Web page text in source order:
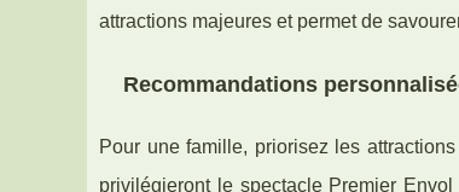
attractions majeures et permet de
Recommandations
Pour une famille, priorisez les
privilégieront le spectacle Premier